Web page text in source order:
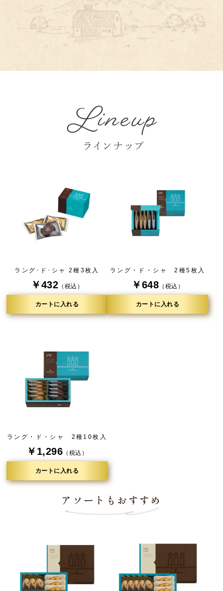
ラング･ド･シャ 2種3枚入
￥432 （税込）
カートに入れる
ラング・ド・シャ 2種5枚入
￥648 （税込）
カートに入れる
ラング・ド・シャ 2種10枚入
￥1,296 （税込）
カートに入れる
アソートもおすすめ